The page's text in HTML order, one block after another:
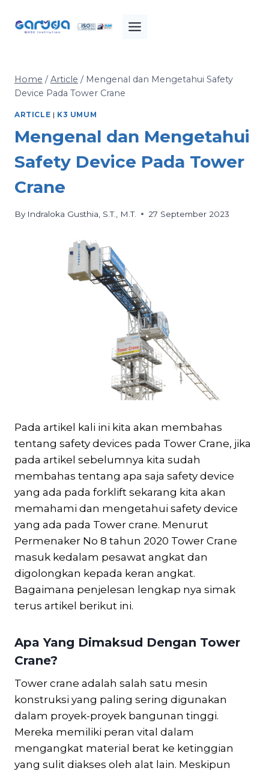
Home / Article / Mengenal dan Mengetahui Safety
Device Pada Tower Crane
ARTICLE | K3 UMUM
Mengenal dan Mengetahui
Safety Device Pada Tower
Crane
By Indraloka Gusthia, S.T., M.T. 27 September 2023
Pada artikel kali ini kita akan membahas
tentang safety devices pada Tower Crane, jika
pada artikel sebelumnya kita sudah
membahas tentang apa saja safety device
yang ada pada forklift sekarang kita akan
memahami dan mengetahui safety device
yang ada pada Tower crane. Menurut
Permenaker No 8 tahun 2020 Tower Crane
masuk kedalam pesawat angkat dan
digolongkan kepada keran angkat.
Bagaimana penjelesan lengkap nya simak
terus artikel berikut ini.
Apa Yang Dimaksud Dengan Tower
Crane?
Tower crane adalah salah satu mesin
konstruksi yang paling sering digunakan
dalam proyek-proyek bangunan tinggi.
Mereka memiliki peran vital dalam
mengangkat material berat ke ketinggian
yang sulit diakses oleh alat lain. Meskipun